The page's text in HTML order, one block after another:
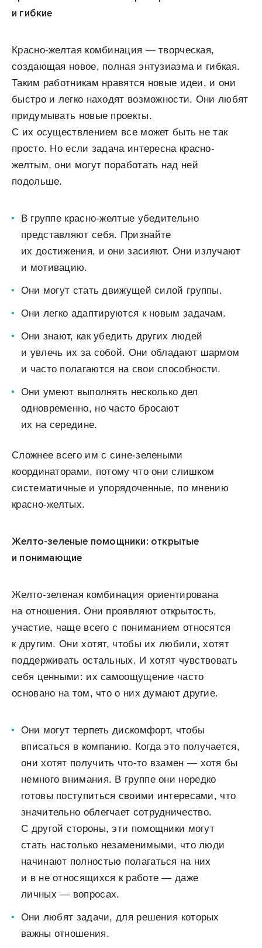
и гибкие
Красно-желтая комбинация — творческая,
создающая новое, полная энтузиазма и гибкая.
Таким работникам нравятся новые идеи, и они
быстро и легко находят возможности. Они любят
придумывать новые проекты.
С их осуществлением все может быть не так
просто. Но если задача интересна красно-
желтым, они могут поработать над ней
подольше.
В группе красно-желтые убедительно
представляют себя. Признайте
их достижения, и они засияют. Они излучают
и мотивацию.
Они могут стать движущей силой группы.
Они легко адаптируются к новым задачам.
Они знают, как убедить других людей
и увлечь их за собой. Они обладают шармом
и часто полагаются на свои способности.
Они умеют выполнять несколько дел
одновременно, но часто бросают
их на середине.
Сложнее всего им с сине-зелеными
координаторами, потому что они слишком
систематичные и упорядоченные, по мнению
красно-желтых.
Желто-зеленые помощники: открытые
и понимающие
Желто-зеленая комбинация ориентирована
на отношения. Они проявляют открытость,
участие, чаще всего с пониманием относятся
к другим. Они хотят, чтобы их любили, хотят
поддерживать остальных. И хотят чувствовать
себя ценными: их самоощущение часто
основано на том, что о них думают другие.
Они могут терпеть дискомфорт, чтобы
вписаться в компанию. Когда это получается,
они хотят получить что-то взамен — хотя бы
немного внимания. В группе они нередко
готовы поступиться своими интересами, что
значительно облегчает сотрудничество.
С другой стороны, эти помощники могут
стать настолько незаменимыми, что люди
начинают полностью полагаться на них
и в не относящихся к работе — даже
личных — вопросах.
Они любят задачи, для решения которых
важны отношения.